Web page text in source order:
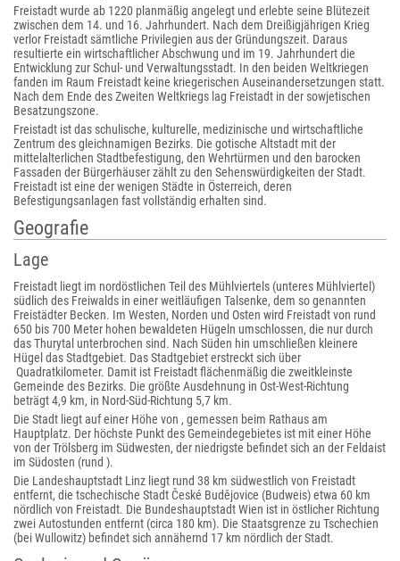
Freistadt wurde ab 1220 planmäßig angelegt und erlebte seine Blütezeit
zwischen dem 14. und 16. Jahrhundert. Nach dem Dreißigjährigen Krieg
verlor Freistadt sämtliche Privilegien aus der Gründungszeit. Daraus
resultierte ein wirtschaftlicher Abschwung und im 19. Jahrhundert die
Entwicklung zur Schul- und Verwaltungsstadt. In den beiden Weltkriegen
fanden im Raum Freistadt keine kriegerischen Auseinandersetzungen statt.
Nach dem Ende des Zweiten Weltkriegs lag Freistadt in der sowjetischen
Besatzungszone.
Freistadt ist das schulische, kulturelle, medizinische und wirtschaftliche
Zentrum des gleichnamigen Bezirks. Die gotische Altstadt mit der
mittelalterlichen Stadtbefestigung, den Wehrtürmen und den barocken
Fassaden der Bürgerhäuser zählt zu den Sehenswürdigkeiten der Stadt.
Freistadt ist eine der wenigen Städte in Österreich, deren
Befestigungsanlagen fast vollständig erhalten sind.
Geografie
Lage
Freistadt liegt im nordöstlichen Teil des Mühlviertels (unteres Mühlviertel)
südlich des Freiwalds in einer weitläufigen Talsenke, dem so genannten
Freistädter Becken. Im Westen, Norden und Osten wird Freistadt von rund
650 bis 700 Meter hohen bewaldeten Hügeln umschlossen, die nur durch
das Thurytal unterbrochen sind. Nach Süden hin umschließen kleinere
Hügel das Stadtgebiet. Das Stadtgebiet erstreckt sich über
Quadratkilometer. Damit ist Freistadt flächenmäßig die zweitkleinste
Gemeinde des Bezirks. Die größte Ausdehnung in Ost-West-Richtung
beträgt 4,9 km, in Nord-Süd-Richtung 5,7 km.
Die Stadt liegt auf einer Höhe von , gemessen beim Rathaus am
Hauptplatz. Der höchste Punkt des Gemeindegebietes ist mit einer Höhe
von der Trölsberg im Südwesten, der niedrigste befindet sich an der Feldaist
im Südosten (rund ).
Die Landeshauptstadt Linz liegt rund 38 km südwestlich von Freistadt
entfernt, die tschechische Stadt České Budějovice (Budweis) etwa 60 km
nördlich von Freistadt. Die Bundeshauptstadt Wien ist in östlicher Richtung
zwei Autostunden entfernt (circa 180 km). Die Staatsgrenze zu Tschechien
(bei Wullowitz) befindet sich annähernd 17 km nördlich der Stadt.